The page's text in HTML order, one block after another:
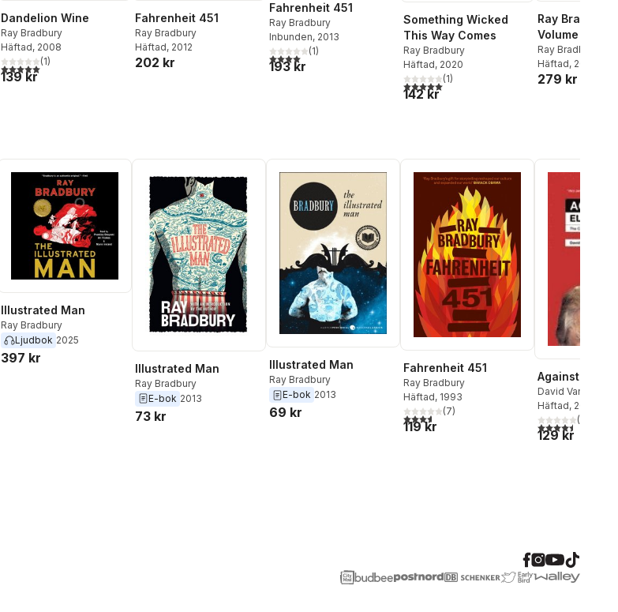
Dandelion Wine
Ray Bradbury
Häftad, 2008
5,0utav 5 stjärnor. Totalt antal röster:
(1)
139 kr
Fahrenheit 451
Ray Bradbury
Häftad, 2012
202 kr
Fahrenheit 451
Ray Bradbury
Inbunden, 2013
4,0utav 5 stjärnor. Totalt antal röster:
(1)
193 kr
Something Wicked
This Way Comes
Ray Bradbury
Häftad, 2020
5,0utav 5 stjärnor. Totalt antal röster:
(1)
142 kr
Ray Bradbury
Volume 1
Ray Bradbury
Häftad, 2008
279 kr
Illustrated Man
Ray Bradbury
Ljudbok 2025
397 kr
Illustrated Man
Ray Bradbury
E-bok 2013
73 kr
Illustrated Man
Ray Bradbury
E-bok 2013
69 kr
Fahrenheit 451
Ray Bradbury
Häftad, 1993
3,6utav 5 stjärnor. Totalt antal röster:
(7)
119 kr
Against
David Van
Häftad, 2016
4,5utav 5(
129 kr